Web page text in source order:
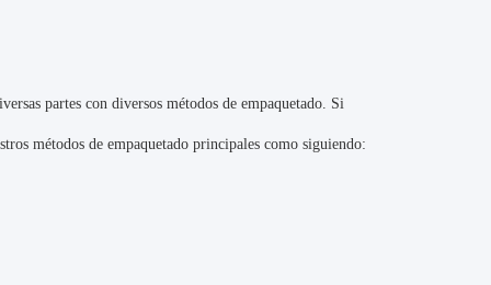
partes con diversos métodos de empaquetado. Si
métodos de empaquetado principales como siguiendo: